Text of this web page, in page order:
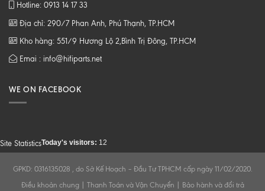
Hotline: 0913 14 17 33
Địa chỉ: 290/7 Phan Anh, Phú Thạnh, TP.HCM
Kho hàng: 551/9 Hương Lộ 2,Bình Trị Đông, TP.HCM
Emai : info@hifiparts.net
WE ON FACEBOOK
Site StatisticsToday's visitors: 12
GPKD: 0316135028 , do Sở Kế Hoạch – Đầu Tư TPHCM cấp ngày 11/02/2020.
Điều khoản chung| Thanh Toán và Vận Chuyển Bảo hành và đổi trả